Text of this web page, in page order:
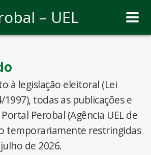
– UEL
à legislação eleitoral (Lei
1997), todas as publicações e
Perobal (Agência UEL de
temporariamente restringidas
de 2026.